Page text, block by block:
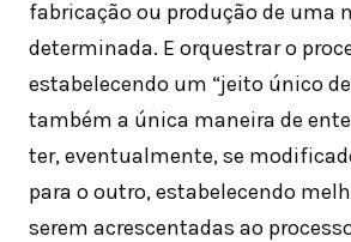
fabricação ou produção de uma
determinada. E orquestrar o
estabelecendo um “jeito único
também a única maneira de
ter, eventualmente, se
para o outro, estabelecendo
serem acrescentadas ao